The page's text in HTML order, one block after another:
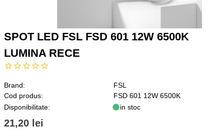
SPOT LED FSL FSD 601 12W 6500K
LUMINA RECE
Brand:
FSL
Cod produs:
FSD 601 12W 6500K
Disponibilitate:
in stoc
21,20 lei